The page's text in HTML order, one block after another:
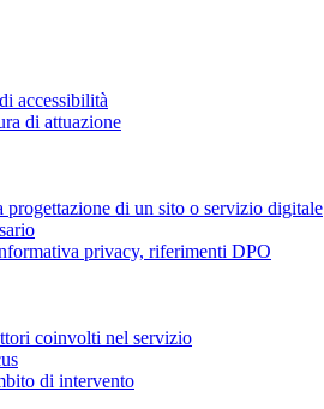
accessibilità
di attuazione
di un sito o servizio digitale
privacy, riferimenti DPO
coinvolti nel servizio
di intervento